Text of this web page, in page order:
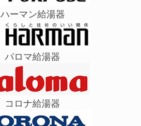
ハーマン給湯器
パロマ給湯器
コロナ給湯器